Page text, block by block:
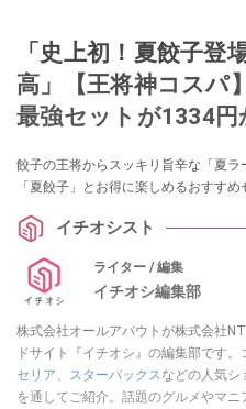
「史上初！夏餃子登
高」【王将神コスパ
最強セットが1334円
餃子の王将からスッキリ旨辛な「夏
「夏餃子」とお得に楽しめるおすす
イチオシスト
ライター / 編集
イチオシ編集部
株式会社オールアバウトが株式会社
ドサイト『イチオシ』の編集部です。
セリア
スターバックス などの人気シ
を通してご紹介。話題のグルメやマ